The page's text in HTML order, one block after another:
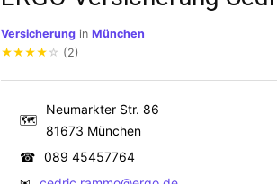
Versicherung in München
★★★★ ☆ (2)
🗺
Neumarkter Str. 86
81673 München
☎ 089 45457764